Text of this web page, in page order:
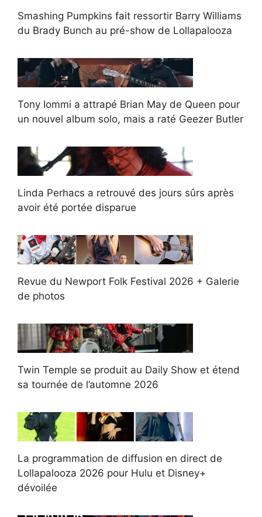
Smashing Pumpkins fait ressortir Barry Williams
du Brady Bunch au pré-show de Lollapalooza
Tony Iommi a attrapé Brian May de Queen pour
un nouvel album solo, mais a raté Geezer Butler
Linda Perhacs a retrouvé des jours sûrs après
avoir été portée disparue
Revue du Newport Folk Festival 2026 + Galerie
de photos
Twin Temple se produit au Daily Show et étend
sa tournée de l’automne 2026
La programmation de diffusion en direct de
Lollapalooza 2026 pour Hulu et Disney+
dévoilée